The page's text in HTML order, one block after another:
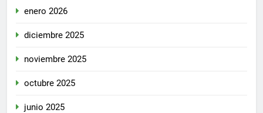
enero 2026
diciembre 2025
noviembre 2025
octubre 2025
junio 2025